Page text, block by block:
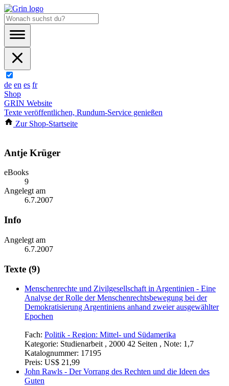
de en es fr
Shop
GRIN Website
Texte veröffentlichen, Rundum-Service genießen
Zur Shop-Startseite
Antje Krüger
eBooks
9
Angelegt am
6.7.2007
Info
Angelegt am
6.7.2007
Texte (9)
Menschenrechte und Zivilgesellschaft in Argentinien - Eine
Analyse der Rolle der Menschenrechtsbewegung bei der
Demokratisierung Argentiniens anhand zweier ausgewählter
Epochen
Fach: Politik - Region: Mittel- und Südamerika
Kategorie: Studienarbeit , 2000 42 Seiten , Note: 1,7
Katalognummer: 17195
Preis: US$ 21,99
John Rawls - Der Vorrang des Rechten und die Ideen des
Guten